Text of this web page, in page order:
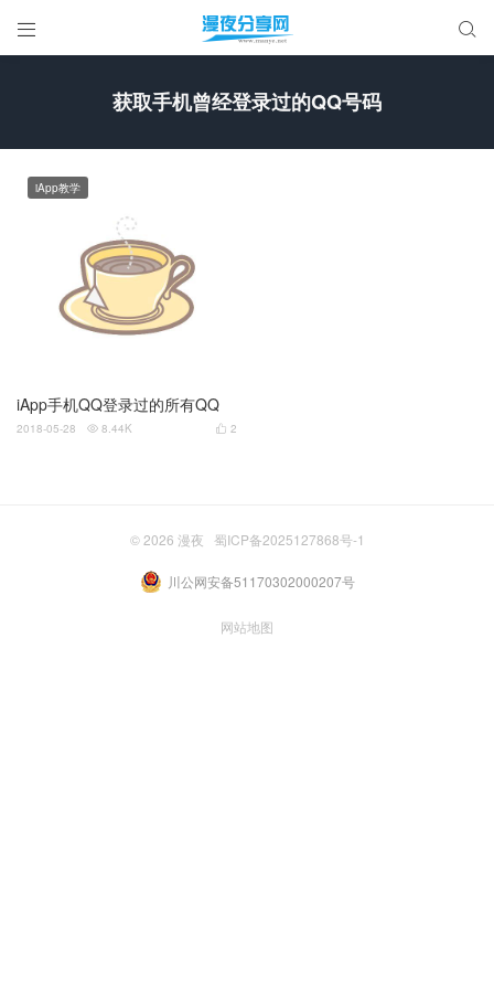
 
获取手机曾经登录过的QQ号码
iApp手机QQ登录过的所有QQ
iApp教学
 2
2018-05-28  8.44K
© 2026 漫夜 蜀ICP备2025127868号-1
川公网安备51170302000207号
网站地图